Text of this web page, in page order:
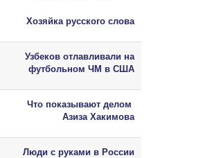
Хозяйка русского слова
Узбеков отлавливали на
футбольном ЧМ в США
Что показывают делом
Азиза Хакимова
Люди с руками в России